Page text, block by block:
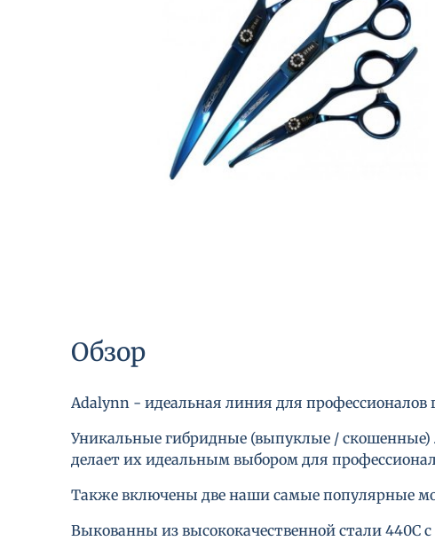
Обзор
Adalynn - идеальная линия для профессионалов
Уникальные гибридные (выпуклые / скошенные)
делает их идеальным выбором для
Также включены две наши самые популярные
Выкованны из высококачественной стали